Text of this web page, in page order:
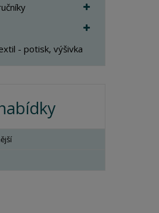
- potisk, výšivka